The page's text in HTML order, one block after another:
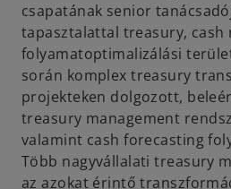
csapatának senior
tapasztalattal treasury, cash
folyamatoptimalizálási
során komplex treasury
projekteken dolgozott,
treasury management
valamint cash forecasting
Több nagyvállalati treasury
az azokat érintő